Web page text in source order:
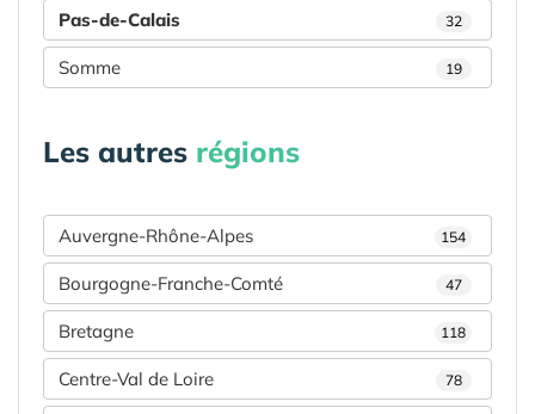
Pas-de-Calais 32
Somme 19
Les autres régions
Auvergne-Rhône-Alpes 154
Bourgogne-Franche-Comté 47
Bretagne 118
Centre-Val de Loire 78